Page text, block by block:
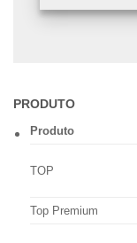
PRODUTO
Produto
TOP
Top Premium